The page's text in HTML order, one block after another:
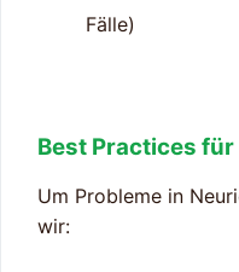
Fälle)
Best Practices
Um Probleme in
wir: